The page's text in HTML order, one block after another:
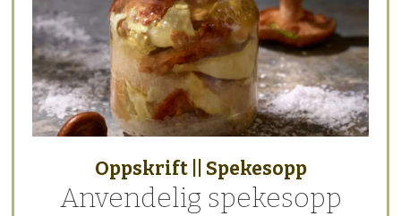
en
viktig
del
av
matauken
Oppskrift || Spekesopp
Anvendelig spekesopp